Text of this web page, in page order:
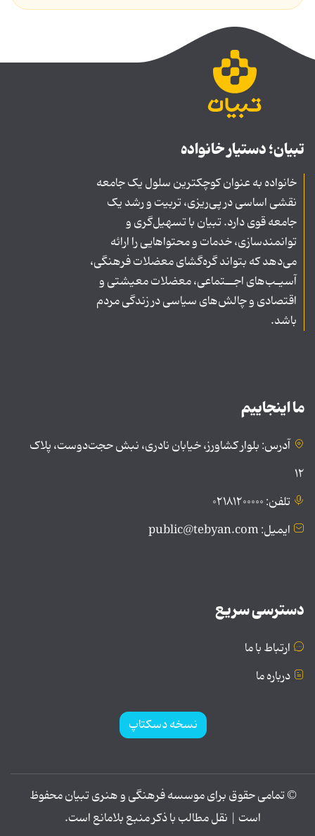
تبیان؛ دستیار خانواده
خانواده به عنوان کوچکترین سلول یک جامعه
نقشی اساسی در پی‌ریزی، تربیت و رشد یک
جامعه قوی دارد. تبیان با تسهیل‌گری و
توانمندسازی، خدمات و محتواهایی را ارائه
می‌دهد که بتواند گره‌گشای معضلات فرهنگی،
آسیـب‌های اجــتماعی، معضلات معیشتی و
اقتصادی و چالش‌های سیاسی در زندگی مردم
باشد.
ما اینجاییم
آدرس: بلوار کشاورز، خیابان نادری، نبش حجت‌دوست، پلاک
۱۲
تلفن: ۰۲۱۸۱۲۰۰۰۰۰
ایمیل: public@tebyan.com
دسترسی سریع
ارتباط با ما
درباره ما
نسخه دسکتاپ
© تمامی حقوق برای موسسه فرهنگی و هنری تبیان محفوظ
است | نقل مطالب با ذکر منبع بلامانع است.